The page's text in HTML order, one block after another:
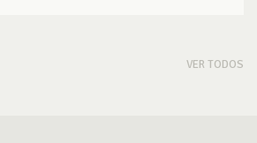
VER TODOS